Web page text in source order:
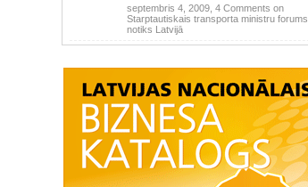
septembris 4, 2009, 4 Comments on
Starptautiskais transporta ministru forums
notiks Latvijā